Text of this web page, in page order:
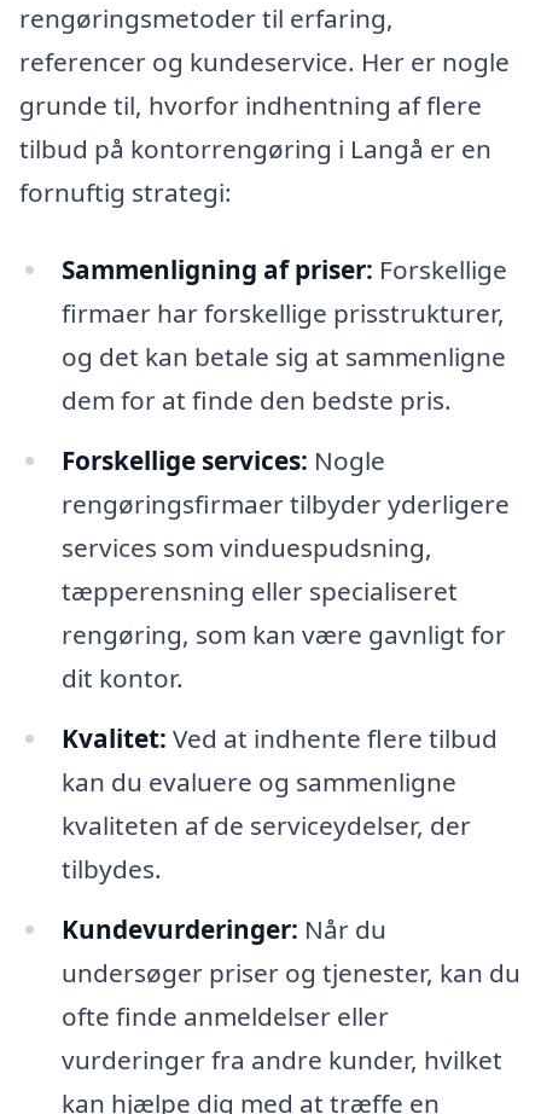
rengøringsmetoder til erfaring,
referencer og kundeservice. Her er nogle
grunde til, hvorfor indhentning af flere
tilbud på kontorrengøring i Langå er en
fornuftig strategi:
Sammenligning af priser: Forskellige
firmaer har forskellige prisstrukturer,
og det kan betale sig at sammenligne
dem for at finde den bedste pris.
Forskellige services: Nogle
rengøringsfirmaer tilbyder yderligere
services som vinduespudsning,
tæpperensning eller specialiseret
rengøring, som kan være gavnligt for
dit kontor.
Kvalitet: Ved at indhente flere tilbud
kan du evaluere og sammenligne
kvaliteten af de serviceydelser, der
tilbydes.
Kundevurderinger: Når du
undersøger priser og tjenester, kan du
ofte finde anmeldelser eller
vurderinger fra andre kunder, hvilket
kan hjælpe dig med at træffe en